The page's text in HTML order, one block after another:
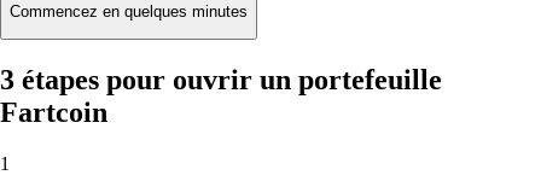
Commencez en quelques minutes
3 étapes pour ouvrir un portefeuille
Fartcoin
1